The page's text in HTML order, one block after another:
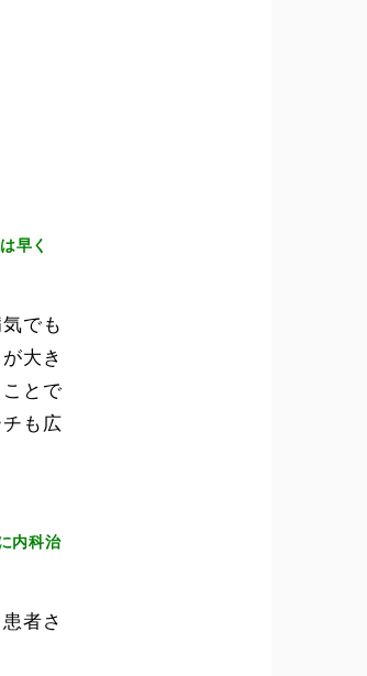
早く
でも
大き
とで
も広
内科治
者さ